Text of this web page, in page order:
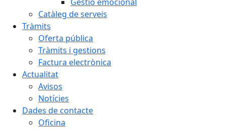
Catàleg de serveis
Tràmits
Oferta pública
Tràmits i gestions
Factura electrònica
Actualitat
Avisos
Notícies
Dades de contacte
Oficina